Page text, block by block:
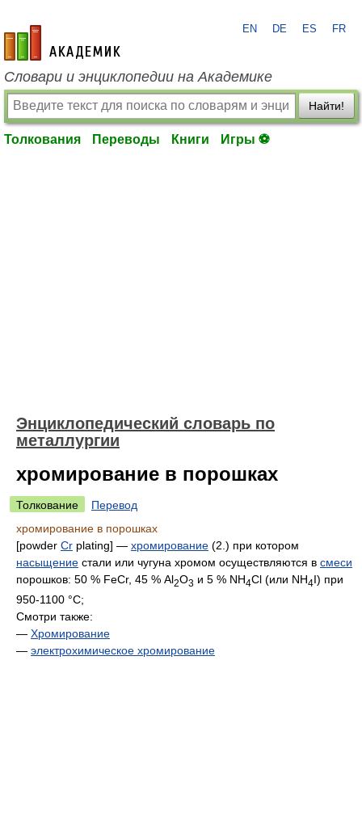
academic.ru
EN DE ES FR
Словари и энциклопедии на Академике
Найти!
Толкования Переводы Книги Игры ⚽
Энциклопедический словарь по
металлургии
хромирование в порошках
Толкование
Перевод
хромирование в порошках
[powder Cr plating] — хромирование (2.) при котором
насыщение стали или чугуна хромом осуществляются в смеси
порошков: 50 % FeCr, 45 % Аl2O3 и 5 % NH4Cl (или NH4I) при
950-1100 °С;
Смотри также:
— Хромирование
— электрохимическое хромирование